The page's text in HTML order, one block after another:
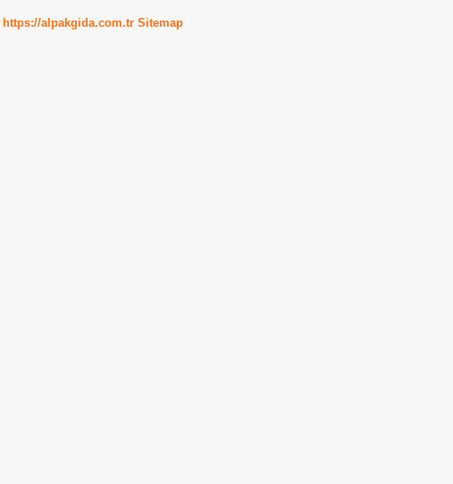
https://alpakgida.com.tr Sitemap